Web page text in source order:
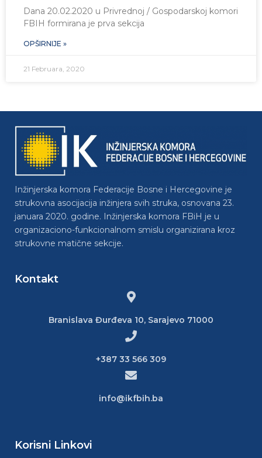
Dana 20.02.2020 u Privrednoj / Gospodarskoj komori
FBIH formirana je prva sekcija
OPŠIRNIJE »
21 Februara, 2020
Inžinjerska komora Federacije Bosne i Hercegovine je
strukovna asocijacija inžinjera svih struka, osnovana 23.
januara 2020. godine. Inžinjerska komora FBiH je u
organizaciono-funkcionalnom smislu organizirana kroz
strukovne matične sekcije.
Kontakt
Branislava Đurđeva 10, Sarajevo 71000
+387 33 566 309
info@ikfbih.ba
Korisni Linkovi